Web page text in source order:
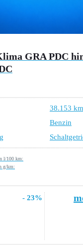
GRA PDC
38.153 km
Benzin
l/100 km:
g/km:
- 23%